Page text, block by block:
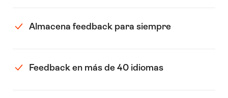
Almacena feedback para siempre
Feedback en más de 40 idiomas